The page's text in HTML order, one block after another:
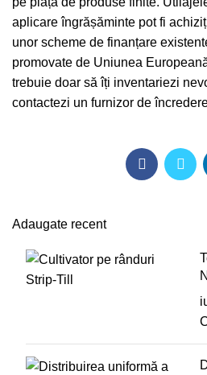
aplicare îngrășăminte pot fi
unor scheme de finanțare
promovate de Uniunea
trebuie doar să îți inventariezi
contactezi un furnizor de
Adaugate recent